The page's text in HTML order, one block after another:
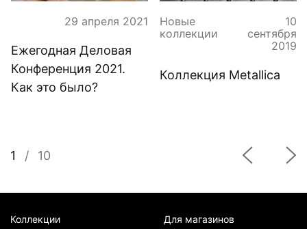
29 апреля 2021
Ежегодная Деловая
Конференция 2021.
Как это было?
Новые
коллекции
10
сентября
2019
Коллекция Metallica
1 / 10
Коллекции
Для магазинов